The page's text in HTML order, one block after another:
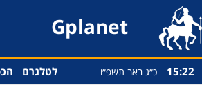
Gplanet
15:22 כ״ג באב תשפ״ו לטלגרם